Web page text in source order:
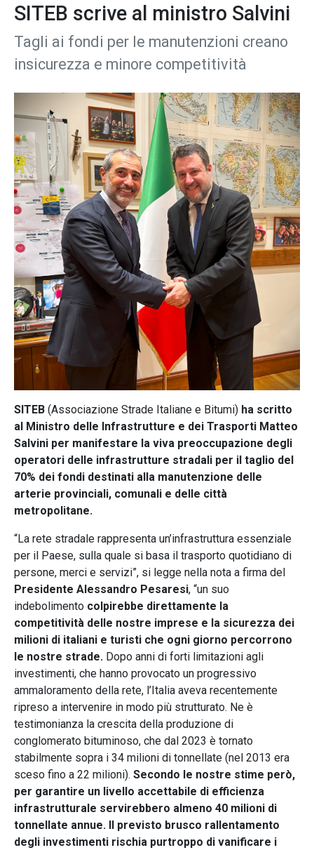
SITEB scrive al ministro Salvini
Tagli ai fondi per le manutenzioni creano
insicurezza e minore competitività
SITEB (Associazione Strade Italiane e Bitumi) ha scritto
al Ministro delle Infrastrutture e dei Trasporti Matteo
Salvini per manifestare la viva preoccupazione degli
operatori delle infrastrutture stradali per il taglio del
70% dei fondi destinati alla manutenzione delle
arterie provinciali, comunali e delle città
metropolitane.
“La rete stradale rappresenta un’infrastruttura essenziale
per il Paese, sulla quale si basa il trasporto quotidiano di
persone, merci e servizi”, si legge nella nota a firma del
Presidente Alessandro Pesaresi, “un suo
indebolimento colpirebbe direttamente la
competitività delle nostre imprese e la sicurezza dei
milioni di italiani e turisti che ogni giorno percorrono
le nostre strade. Dopo anni di forti limitazioni agli
investimenti, che hanno provocato un progressivo
ammaloramento della rete, l’Italia aveva recentemente
ripreso a intervenire in modo più strutturato. Ne è
testimonianza la crescita della produzione di
conglomerato bituminoso, che dal 2023 è tornato
stabilmente sopra i 34 milioni di tonnellate (nel 2013 era
sceso fino a 22 milioni). Secondo le nostre stime però,
per garantire un livello accettabile di efficienza
infrastrutturale servirebbero almeno 40 milioni di
tonnellate annue. Il previsto brusco rallentamento
degli investimenti rischia purtroppo di vanificare i